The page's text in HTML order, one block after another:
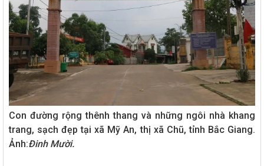
Con đường rộng thênh thang và những ngôi nhà khang
trang, sạch đẹp tại xã Mỹ An, thị xã Chũ, tỉnh Bắc Giang.
Ảnh:Đinh Mười.